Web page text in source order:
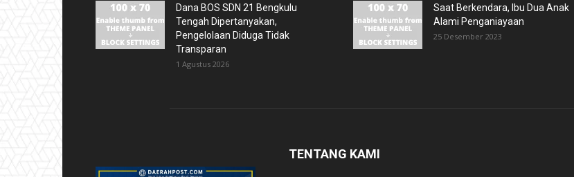
Dana BOS SDN 21 Bengkulu
Tengah Dipertanyakan,
Pengelolaan Diduga Tidak
Transparan
1 Agustus 2026
Saat Berkendara, Ibu Dua Anak
Alami Penganiayaan
25 Desember 2023
TENTANG KAMI